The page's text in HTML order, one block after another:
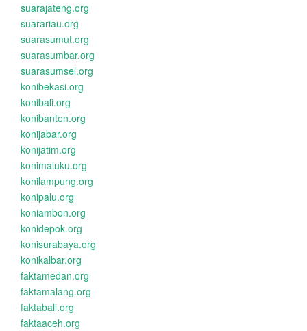
suarajateng.org
suarariau.org
suarasumut.org
suarasumbar.org
suarasumsel.org
konibekasi.org
konibali.org
konibanten.org
konijabar.org
konijatim.org
konimaluku.org
konilampung.org
konipalu.org
koniambon.org
konidepok.org
konisurabaya.org
konikalbar.org
faktamedan.org
faktamalang.org
faktabali.org
faktaaceh.org